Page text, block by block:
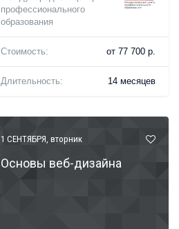
профессионального
образования
Стоимость: от 77 700 р.
Длительность: 14 месяцев
1 СЕНТЯБРЯ , вторник
Основы веб-дизайна